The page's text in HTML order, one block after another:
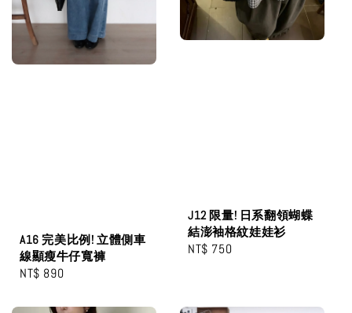
A16 完美比例! 立體側車
線顯瘦牛仔寬褲
Regular
NT$ 890
J12 限量! 日系翻領蝴蝶
結澎袖格紋娃娃衫
Regular
NT$ 750